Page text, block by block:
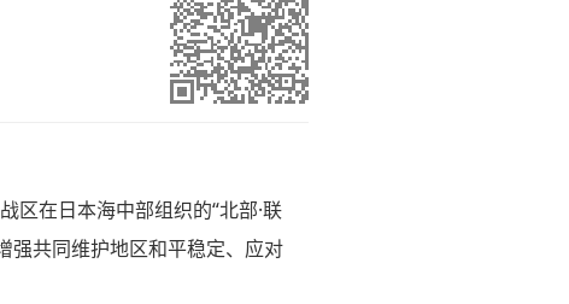
区在日本海中部组织的“北部·联
强共同维护地区和平稳定、应对